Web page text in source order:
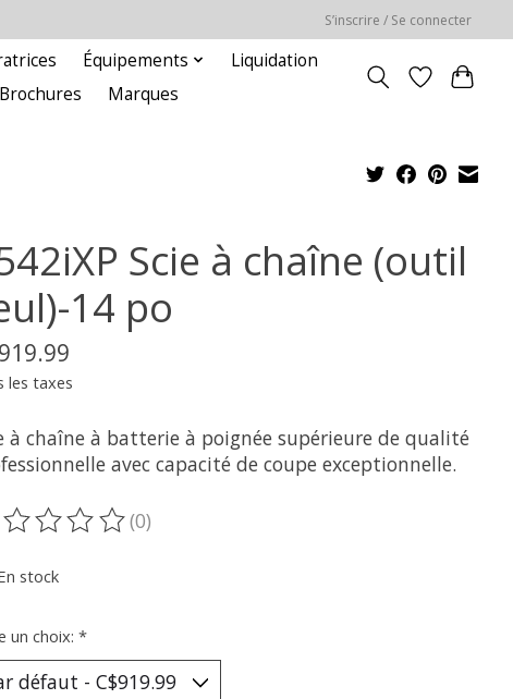
S’inscrire / Se connecter
Équipements
Liquidation
Brochures Marques
Scie à chaîne (outil
14 po
les taxes
à chaîne à batterie à poignée supérieure de qualité
avec capacité de coupe exceptionnelle.
produit est évalué à
(0)
stock
un choix: *